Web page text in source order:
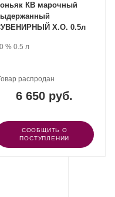
КВ марочный
Х.О. 0.5л
%. Объем
0.5 л
6 650 руб.
распродан
СООБЩИТЬ О
ПОСТУПЛЕНИИ